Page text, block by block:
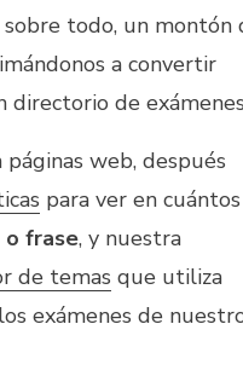
todo, un montón
a convertir
directorio de
páginas web, después
para ver en cuántos
o frase, y nuestra
de temas que utiliza
exámenes de